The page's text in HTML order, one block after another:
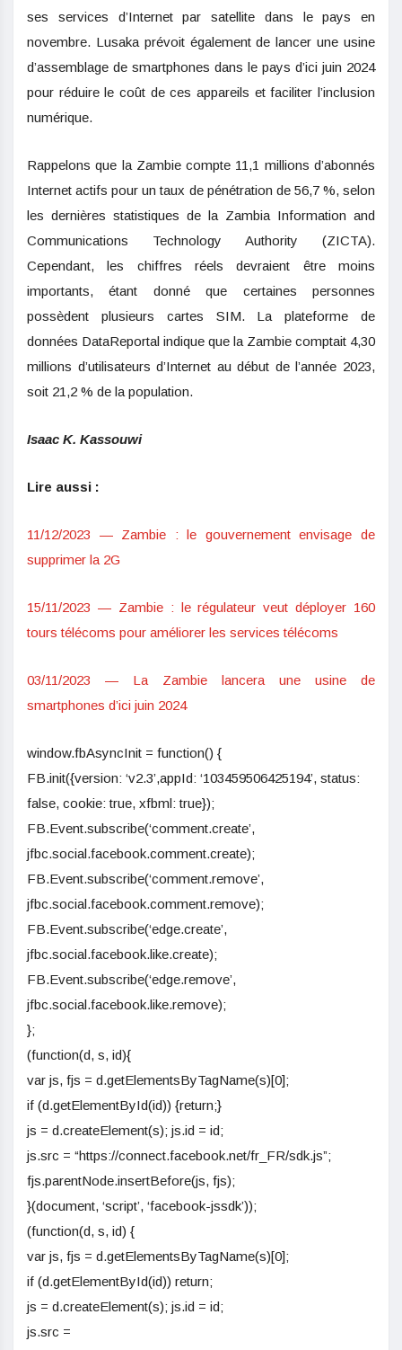
ses services d’Internet par satellite dans le pays en
novembre. Lusaka prévoit également de lancer une usine
d’assemblage de smartphones dans le pays d’ici juin 2024
pour réduire le coût de ces appareils et faciliter l’inclusion
numérique.
Rappelons que la Zambie compte 11,1 millions d’abonnés
Internet actifs pour un taux de pénétration de 56,7 %, selon
les dernières statistiques de la Zambia Information and
Communications Technology Authority (ZICTA).
Cependant, les chiffres réels devraient être moins
importants, étant donné que certaines personnes
possèdent plusieurs cartes SIM. La plateforme de
données DataReportal indique que la Zambie comptait 4,30
millions d’utilisateurs d’Internet au début de l’année 2023,
soit 21,2 % de la population.
Isaac K. Kassouwi
Lire aussi :
11/12/2023 — Zambie : le gouvernement envisage de
supprimer la 2G
15/11/2023 — Zambie : le régulateur veut déployer 160
tours télécoms pour améliorer les services télécoms
03/11/2023 — La Zambie lancera une usine de
smartphones d’ici juin 2024
window.fbAsyncInit = function() {
FB.init({version: ‘v2.3’,appId: ‘103459506425194’, status:
false, cookie: true, xfbml: true});
FB.Event.subscribe(‘comment.create’,
jfbc.social.facebook.comment.create);
FB.Event.subscribe(‘comment.remove’,
jfbc.social.facebook.comment.remove);
FB.Event.subscribe(‘edge.create’,
jfbc.social.facebook.like.create);
FB.Event.subscribe(‘edge.remove’,
jfbc.social.facebook.like.remove);
};
(function(d, s, id){
var js, fjs = d.getElementsByTagName(s)[0];
if (d.getElementById(id)) {return;}
js = d.createElement(s); js.id = id;
js.src = “https://connect.facebook.net/fr_FR/sdk.js”;
fjs.parentNode.insertBefore(js, fjs);
}(document, ‘script’, ‘facebook-jssdk’));
(function(d, s, id) {
var js, fjs = d.getElementsByTagName(s)[0];
if (d.getElementById(id)) return;
js = d.createElement(s); js.id = id;
js.src =